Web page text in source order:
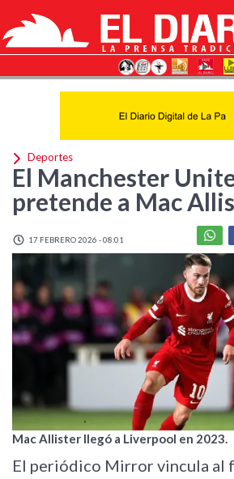
Deportes
El Manchester
pretende a Mac
17 FEBRERO 2026 - 08:01
Mac Allister llegó a Liverpool en 2023.
El periódico Mirror vincula al